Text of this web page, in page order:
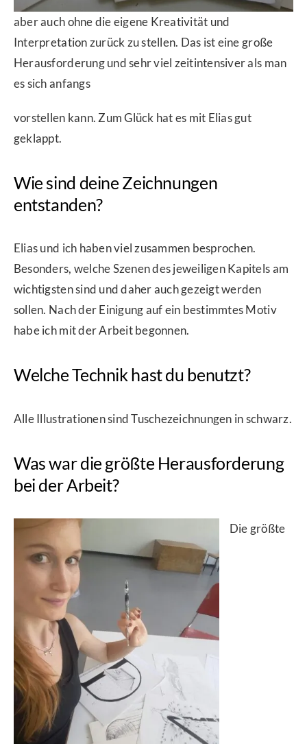
aber auch ohne die eigene Kreativität und
Interpretation zurück zu stellen. Das ist eine große
Herausforderung und sehr viel zeitintensiver als man
es sich anfangs
vorstellen kann. Zum Glück hat es mit Elias gut
geklappt.
Wie sind deine Zeichnungen
entstanden?
Elias und ich haben viel zusammen besprochen.
Besonders, welche Szenen des jeweiligen Kapitels am
wichtigsten sind und daher auch gezeigt werden
sollen. Nach der Einigung auf ein bestimmtes Motiv
habe ich mit der Arbeit begonnen.
Welche Technik hast du benutzt?
Alle Illustrationen sind Tuschezeichnungen in schwarz.
Was war die größte Herausforderung
bei der Arbeit?
Die größte